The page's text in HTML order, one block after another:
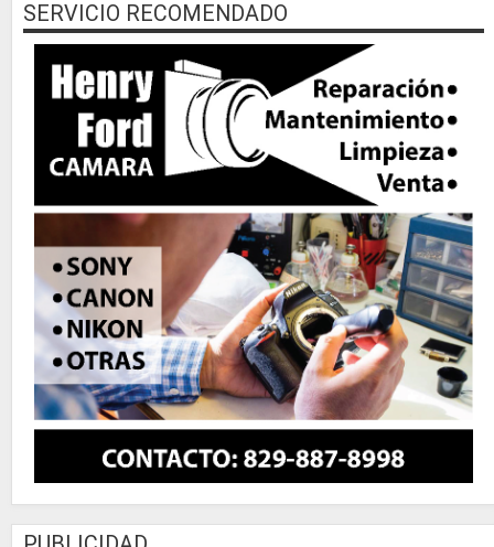
SERVICIO RECOMENDADO